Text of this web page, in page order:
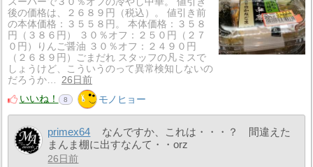
後の価格は、２６８９円（税込）。 値引き前
の本体価格：３５５８円。 本体価格：３５８
円（３８６円） ３０％オフ：２５０円（２７
０円）りんご醤油 ３０％オフ：２４９０円
（２６８９円）ごまだれ スタッフの凡ミスで
しょうけど、こういうのって異常検知しないの
だろうか…
26日前
いいね！
8 モノヒョー
primex64
なんですか、これは・・・？ 間違えた
まんま棚に出すなんて・・orz
26日前